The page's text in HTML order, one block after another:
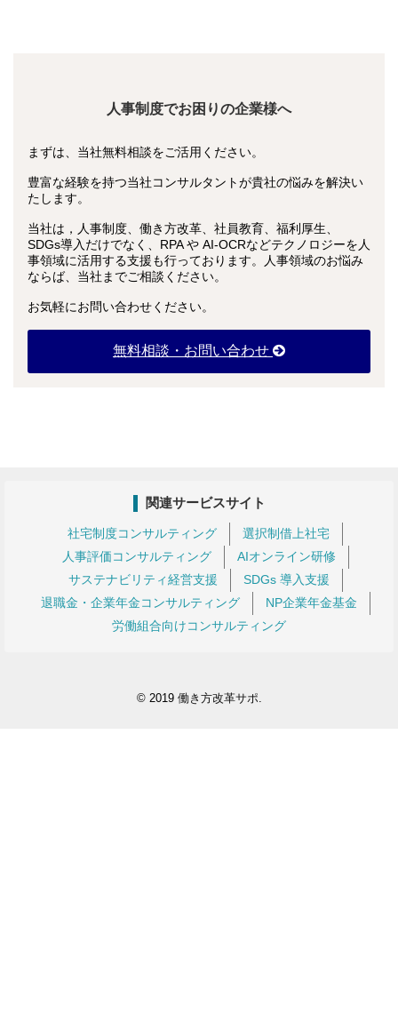
人事制度でお困りの企業様へ
まずは、当社無料相談をご活用ください。
豊富な経験を持つ当社コンサルタントが貴社の悩みを解決い
たします。
当社は，人事制度、働き方改革、社員教育、福利厚生、
SDGs導入だけでなく、RPA や AI-OCRなどテクノロジーを人
事領域に活用する支援も行っております。人事領域のお悩み
ならば、当社までご相談ください。
お気軽にお問い合わせください。
無料相談・お問い合わせ
関連サービスサイト
社宅制度コンサルティング
選択制借上社宅
人事評価コンサルティング
AIオンライン研修
サステナビリティ経営支援
SDGs 導入支援
退職金・企業年金コンサルティング
NP企業年金基金
労働組合向けコンサルティング
© 2019 働き方改革サポ.